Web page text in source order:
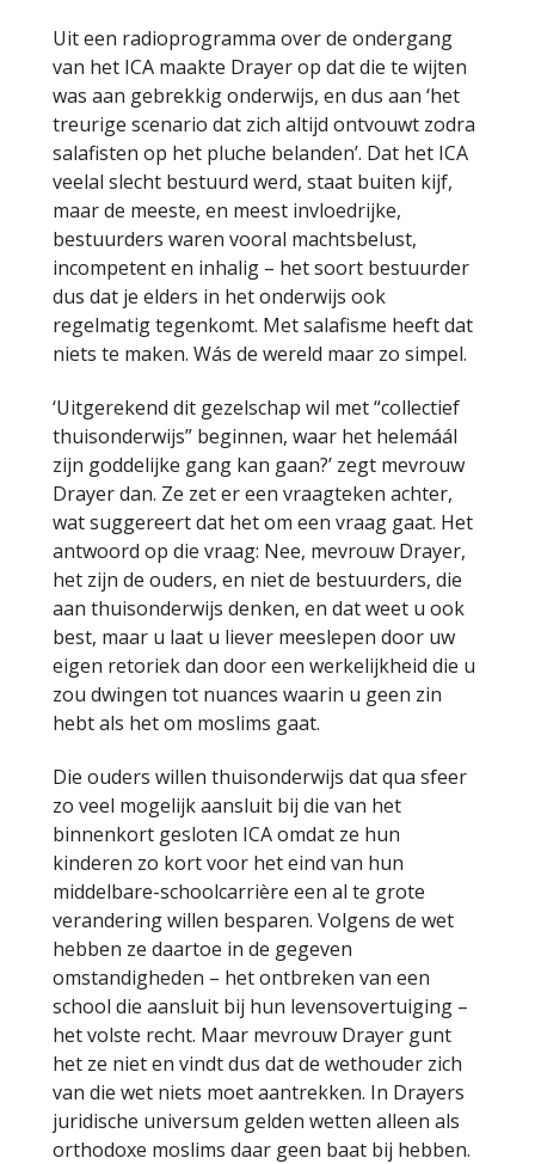
Uit een radioprogramma over de ondergang
van het ICA maakte Drayer op dat die te wijten
was aan gebrekkig onderwijs, en dus aan ‘het
treurige scenario dat zich altijd ontvouwt zodra
salafisten op het pluche belanden’. Dat het ICA
veelal slecht bestuurd werd, staat buiten kijf,
maar de meeste, en meest invloedrijke,
bestuurders waren vooral machtsbelust,
incompetent en inhalig – het soort bestuurder
dus dat je elders in het onderwijs ook
regelmatig tegenkomt. Met salafisme heeft dat
niets te maken. Wás de wereld maar zo simpel.
‘Uitgerekend dit gezelschap wil met “collectief
thuisonderwijs” beginnen, waar het helemáál
zijn goddelijke gang kan gaan?’ zegt mevrouw
Drayer dan. Ze zet er een vraagteken achter,
wat suggereert dat het om een vraag gaat. Het
antwoord op die vraag: Nee, mevrouw Drayer,
het zijn de ouders, en niet de bestuurders, die
aan thuisonderwijs denken, en dat weet u ook
best, maar u laat u liever meeslepen door uw
eigen retoriek dan door een werkelijkheid die u
zou dwingen tot nuances waarin u geen zin
hebt als het om moslims gaat.
Die ouders willen thuisonderwijs dat qua sfeer
zo veel mogelijk aansluit bij die van het
binnenkort gesloten ICA omdat ze hun
kinderen zo kort voor het eind van hun
middelbare-schoolcarrière een al te grote
verandering willen besparen. Volgens de wet
hebben ze daartoe in de gegeven
omstandigheden – het ontbreken van een
school die aansluit bij hun levensovertuiging –
het volste recht. Maar mevrouw Drayer gunt
het ze niet en vindt dus dat de wethouder zich
van die wet niets moet aantrekken. In Drayers
juridische universum gelden wetten alleen als
orthodoxe moslims daar geen baat bij hebben.